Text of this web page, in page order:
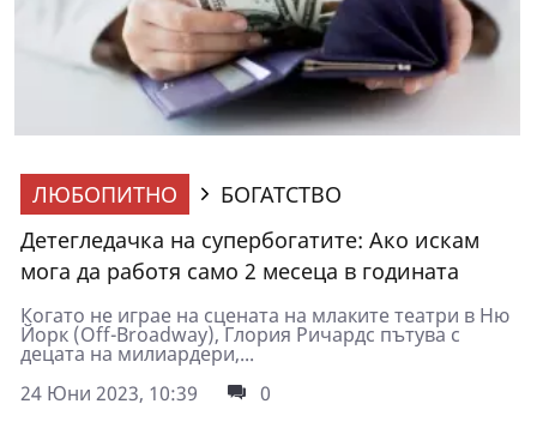
ЛЮБОПИТНО
БОГАТСТВО
Детегледачка на супербогатите: Ако искам
мога да работя само 2 месеца в годината
Когато не играе на сцената на млаките театри в Ню
Йорк (Off-Broadway), Глория Ричардс пътува с
децата на милиардери,...
24 Юни 2023, 10:39
0